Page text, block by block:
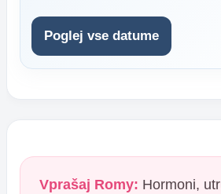
Poglej vse datume
Vprašaj Romy: Hormoni,